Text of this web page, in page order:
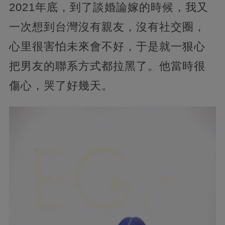
2021年底，到了談婚論嫁的時候，我又
一次想到台灣沒有親友，沒有社交圈，
心里很害怕未來會不好，于是就一狠心
把男友的聯系方式都拉黑了。他當時很
傷心，哭了好幾天。